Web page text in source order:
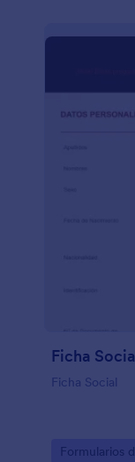
Ficha
Ficha Social
Go to
Formularios